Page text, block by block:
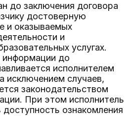
до заключения договора
достоверную
и оказываемых
и
услугах.
до
исполнителем
исключением случаев,
законодательством
При этом исполнитель
доступность ознакомления